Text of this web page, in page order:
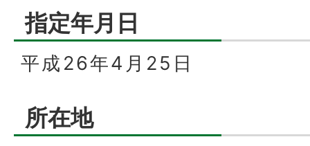
指定年月日
平成26年4月25日
所在地